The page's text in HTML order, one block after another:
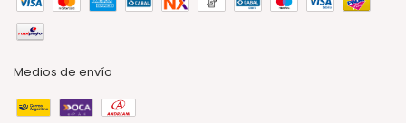
Medios de envío